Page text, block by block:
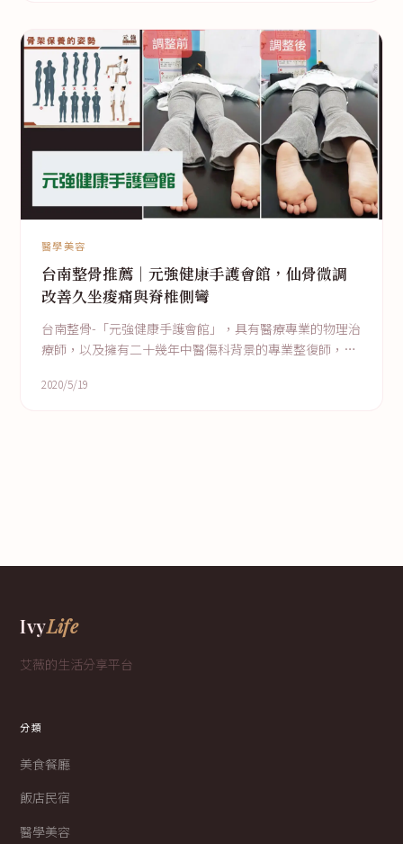
醫學美容
台南整骨推薦｜元強健康手護會館，仙骨微調
改善久坐痠痛與脊椎側彎
台南整骨-「元強健康手護會館」，具有醫療專業的物理治
療師，以及擁有二十幾年中醫傷科背景的專業整復師，10
治療與
2020/5/19
IvyLife
艾薇的生活分享平台
分類
美食餐廳
飯店民宿
醫學美容